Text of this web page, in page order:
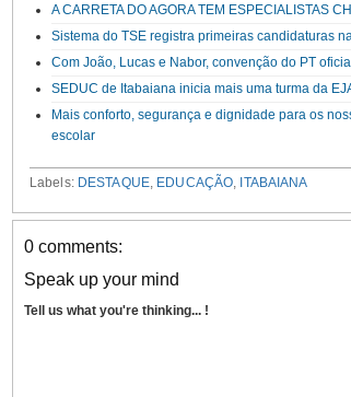
A CARRETA DO AGORA TEM ESPECIALISTAS
Sistema do TSE registra primeiras candidaturas
Com João, Lucas e Nabor, convenção do PT
SEDUC de Itabaiana inicia mais uma turma da
Mais conforto, segurança e dignidade para os
escolar
Labels: DESTAQUE, EDUCAÇÃO ITABAIANA
0 comments:
Speak up your mind
Tell us what you're thinking... !